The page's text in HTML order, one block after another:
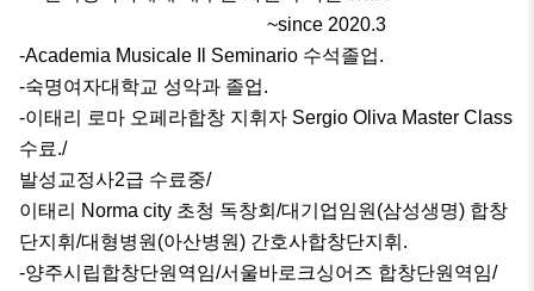
-Academia Musicale Il Seminario 수석졸업.
-숙명여자대학교 성악과 졸업.
-이태리 로마 오페라합창 지휘자 Sergio Oliva Master Class
수료./
발성교정사2급 수료중/
이태리 Norma city 초청 독창회/대기업임원(삼성생명) 합창
단지휘/대형병원(아산병원) 간호사합창단지휘.
-양주시립합창단원역임/서울바로크싱어즈 합창단원역임/